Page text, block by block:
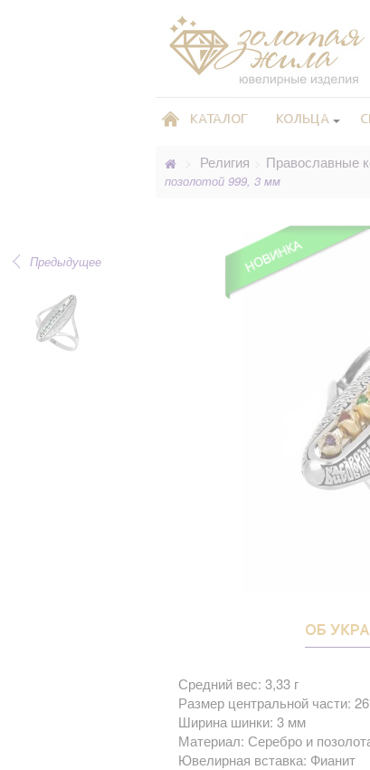
КАТАЛОГ КОЛЬЦА
Религия Православные
позолотой 999, 3 мм
Предыдущее
ОБ
Средний вес: 3,33 г
Размер центральной части:
Ширина шинки: 3 мм
Материал: Серебро и
Ювелирная вставка: Фианит